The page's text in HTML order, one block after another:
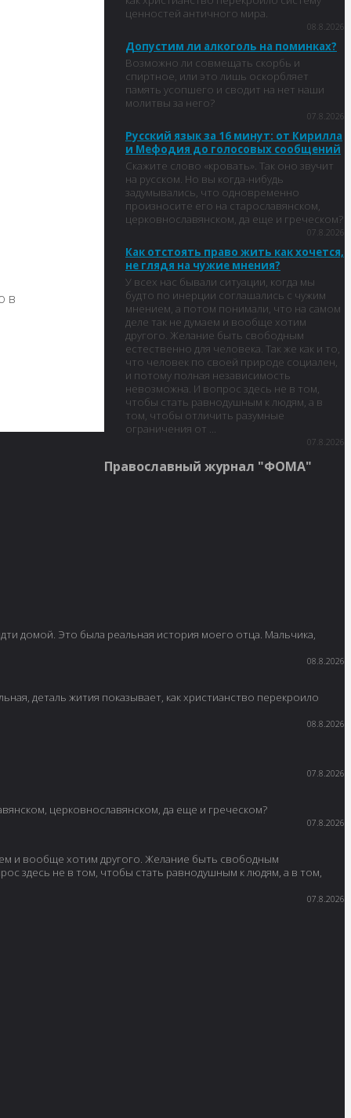
в
ценностей античного мира.
08.8.2026
Допустим ли алкоголь на поминках?
Возможно ли совмещать скорбь и
спиртное, или это лишь оскорбляет
память усопшего и сводит на нет наши
молитвы за него?
07.8.2026
Русский язык за 16 минут: от Кирилла
и Мефодия до голосовых сообщений
Скажите слово «кровать». Так оно звучит
на русском. Но вы когда-нибудь
задумывались, что одновременно
произносите его на старославянском,
церковнославянском, да еще и греческом?
07.8.2026
Как отстоять право жить как хочется,
не глядя на чужие мнения?
У всех нас бывали ситуации, когда мы
будто по инерции соглашались с чужим
мнением, а потом понимали, что на самом
деле так не думаем и вообще хотим
другого. Желание быть свободным
естественно для человека. Так же как и то,
что человек по своей природе социален,
и потому полная независимость
невозможна. И вопрос здесь не в том,
чтобы стать равнодушным к людям, а в
том, чтобы отличить разумные
ограничения от ...
07.8.2026
Православный журнал "ФОМА"
домой. Это была реальная история моего отца. Мальчика,
08.8.2026
деталь жития показывает, как христианство перекроило
08.8.2026
07.8.2026
церковнославянском, да еще и греческом?
07.8.2026
и вообще хотим другого. Желание быть свободным
здесь не в том, чтобы стать равнодушным к людям, а в том,
07.8.2026